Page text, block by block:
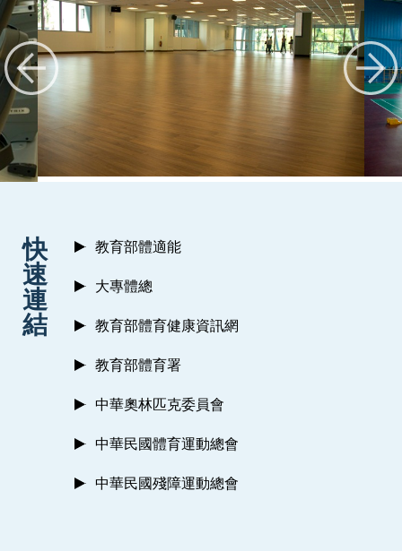
快
速
連
結
教育部體適能
大專體總
教育部體育健康資訊網
教育部體育署
中華奧林匹克委員會
中華民國體育運動總會
中華民國殘障運動總會